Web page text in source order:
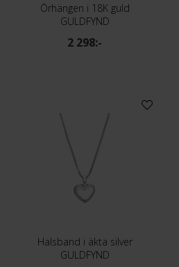
Örhängen i 18K guld
GULDFYND
2 298:-
Halsband i äkta silver
GULDFYND